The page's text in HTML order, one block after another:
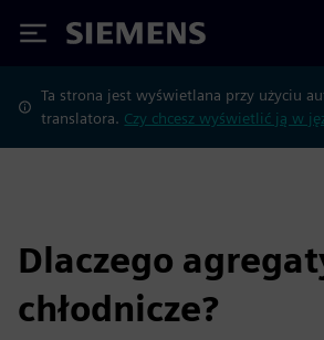
Siemens
Ta strona jest wyświetlana przy użyciu
translatora. Czy chcesz wyświetlić ją w
Dlaczego
chłodnicze?